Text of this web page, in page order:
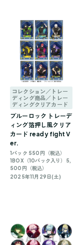
コレクション／トレー
ディング商品／トレー
ディングクリアカード
ブルーロック トレーデ
ィング箔押し風クリア
カード ready fight V
er.
1パック 550円（税込）
1BOX（10パック入り）5,
500円（税込）
2025年11月29日(土)